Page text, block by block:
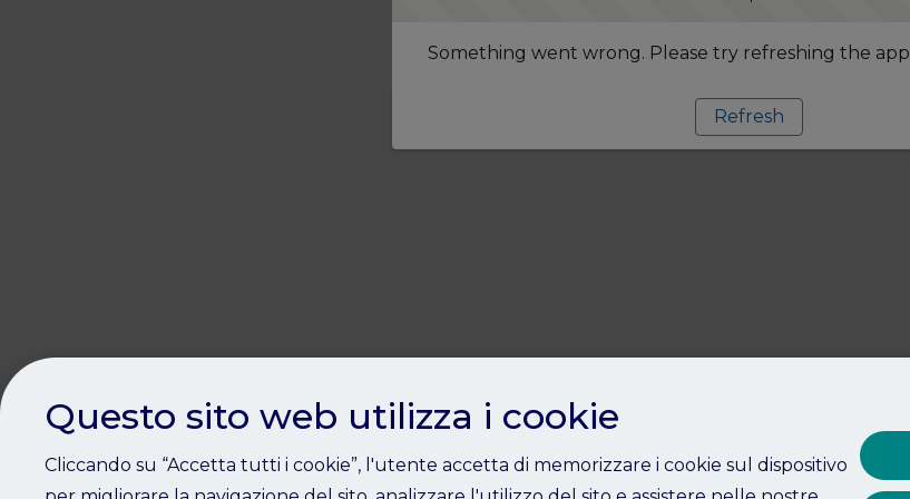
Something went wrong. Please try refreshing the app
Refresh
Questo sito web utilizza i cookie
Cliccando su “Accetta tutti i cookie”, l'utente accetta di memorizzare i cookie sul dispositivo